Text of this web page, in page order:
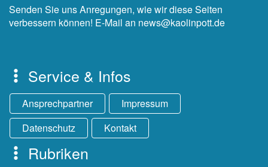
Senden Sie uns Anregungen, wie wir diese Seiten
verbessern können! E-Mail an news@kaolinpott.de
Service & Infos
Ansprechpartner
Impressum
Datenschutz
Kontakt
Rubriken